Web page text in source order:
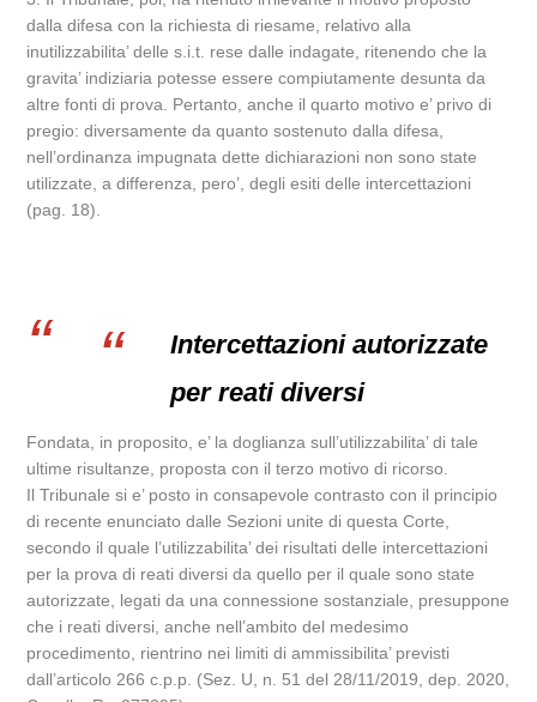
dalla difesa con la richiesta di riesame, relativo alla
inutilizzabilita’ delle s.i.t. rese dalle indagate, ritenendo che la
gravita’ indiziaria potesse essere compiutamente desunta da
altre fonti di prova. Pertanto, anche il quarto motivo e’ privo di
pregio: diversamente da quanto sostenuto dalla difesa,
nell’ordinanza impugnata dette dichiarazioni non sono state
utilizzate, a differenza, pero’, degli esiti delle intercettazioni
(pag. 18).
Intercettazioni autorizzate
per reati diversi
Fondata, in proposito, e’ la doglianza sull’utilizzabilita’ di tale
ultime risultanze, proposta con il terzo motivo di ricorso.
Il Tribunale si e’ posto in consapevole contrasto con il principio
di recente enunciato dalle Sezioni unite di questa Corte,
secondo il quale l’utilizzabilita’ dei risultati delle intercettazioni
per la prova di reati diversi da quello per il quale sono state
autorizzate, legati da una connessione sostanziale, presuppone
che i reati diversi, anche nell’ambito del medesimo
procedimento, rientrino nei limiti di ammissibilita’ previsti
dall’articolo 266 c.p.p. (Sez. U, n. 51 del 28/11/2019, dep. 2020,